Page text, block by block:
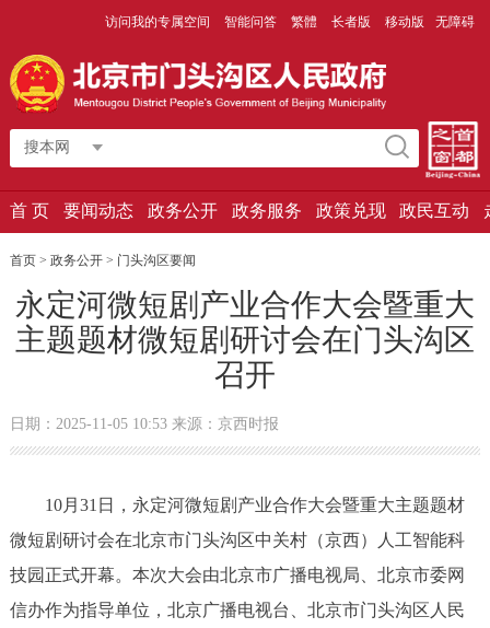
访问我的专属空间 智能问答 繁體 长者版 移动版 无障碍
搜本网
首 页 要闻动态 政务公开 政务服务 政策兑现 政民互动
首页 > 政务公开 > 门头沟区要闻
永定河微短剧产业合作大会暨重大
主题题材微短剧研讨会在门头沟区
召开
日期：2025-11-05 10:53 来源：京西时报
10月31日，永定河微短剧产业合作大会暨重大主题题材
微短剧研讨会在北京市门头沟区中关村（京西）人工智能科
技园正式开幕。本次大会由北京市广播电视局、北京市委网
信办作为指导单位，北京广播电视台、北京市门头沟区人民